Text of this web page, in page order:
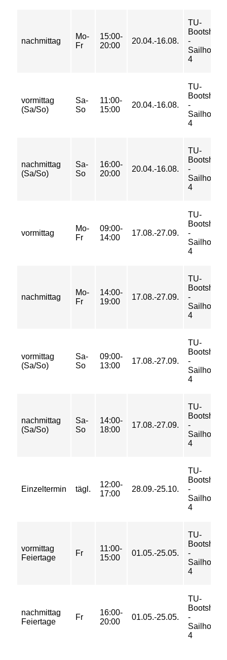
nachmittag
Mo-
Fr
15:00-
20:00
20.04.-16.08.
TU-
Bootshaus
-
Sailhorse
4
vormittag
(Sa/So)
Sa-
So
11:00-
15:00
20.04.-16.08.
TU-
Bootshaus
-
Sailhorse
4
nachmittag
(Sa/So)
Sa-
So
16:00-
20:00
20.04.-16.08.
TU-
Bootshaus
-
Sailhorse
4
vormittag
Mo-
Fr
09:00-
14:00
17.08.-27.09.
TU-
Bootshaus
-
Sailhorse
4
nachmittag
Mo-
Fr
14:00-
19:00
17.08.-27.09.
TU-
Bootshaus
-
Sailhorse
4
vormittag
(Sa/So)
Sa-
So
09:00-
13:00
17.08.-27.09.
TU-
Bootshaus
-
Sailhorse
4
nachmittag
(Sa/So)
Sa-
So
14:00-
18:00
17.08.-27.09.
TU-
Bootshaus
-
Sailhorse
4
Einzeltermin tägl.
12:00-
17:00
28.09.-25.10.
TU-
Bootshaus
-
Sailhorse
4
vormittag
Feiertage
Fr
11:00-
15:00
01.05.-25.05.
TU-
Bootshaus
-
Sailhorse
4
nachmittag
Feiertage
Fr
16:00-
20:00
01.05.-25.05.
TU-
Bootshaus
-
Sailhorse
4